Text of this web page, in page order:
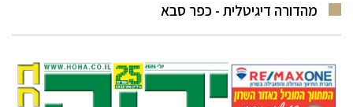
מהדורה דיגיטלית - כפר סבא